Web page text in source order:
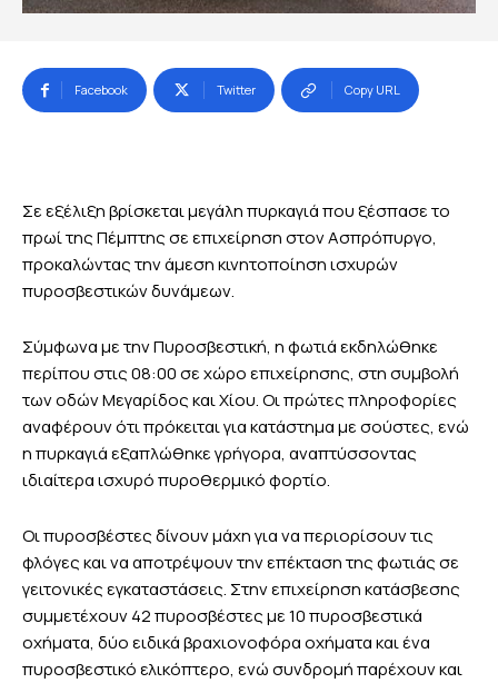
Facebook Twitter Copy URL
Σε εξέλιξη βρίσκεται μεγάλη πυρκαγιά που ξέσπασε το
πρωί της Πέμπτης σε επιχείρηση στον Ασπρόπυργο,
προκαλώντας την άμεση κινητοποίηση ισχυρών
πυροσβεστικών δυνάμεων.
Σύμφωνα με την Πυροσβεστική, η φωτιά εκδηλώθηκε
περίπου στις 08:00 σε χώρο επιχείρησης, στη συμβολή
των οδών Μεγαρίδος και Χίου. Οι πρώτες πληροφορίες
αναφέρουν ότι πρόκειται για κατάστημα με σούστες, ενώ
η πυρκαγιά εξαπλώθηκε γρήγορα, αναπτύσσοντας
ιδιαίτερα ισχυρό πυροθερμικό φορτίο.
Οι πυροσβέστες δίνουν μάχη για να περιορίσουν τις
φλόγες και να αποτρέψουν την επέκταση της φωτιάς σε
γειτονικές εγκαταστάσεις. Στην επιχείρηση κατάσβεσης
συμμετέχουν 42 πυροσβέστες με 10 πυροσβεστικά
οχήματα, δύο ειδικά βραχιονοφόρα οχήματα και ένα
πυροσβεστικό ελικόπτερο, ενώ συνδρομή παρέχουν και